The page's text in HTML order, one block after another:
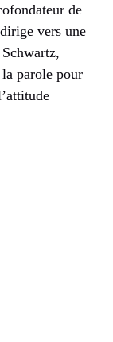
de
vers une
parole pour